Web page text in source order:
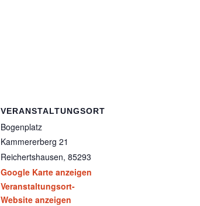
VERANSTALTUNGSORT
Bogenplatz
Kammererberg 21
Reichertshausen, 85293
Google Karte anzeigen
Veranstaltungsort-
Website anzeigen